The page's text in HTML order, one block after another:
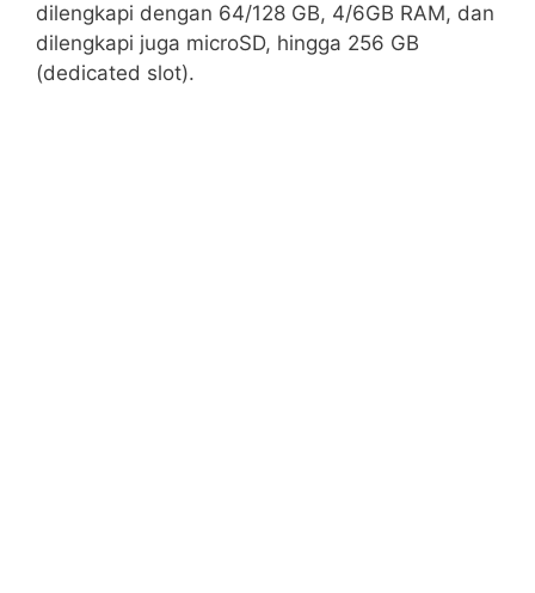
dilengkapi dengan 64/128 GB, 4/6GB RAM, dan
dilengkapi juga microSD, hingga 256 GB
(dedicated slot).